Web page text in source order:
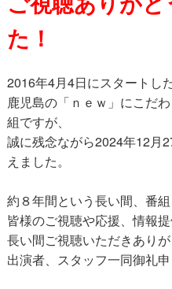
た！
2016年4月4日にスタートし
鹿児島の「ｎｅｗ」にこだ
組ですが、
誠に残念ながら2024年12月
えました。
約８年間という長い間、番
皆様のご視聴や応援、情報
長い間ご視聴いただきありが
出演者、スタッフ一同御礼申